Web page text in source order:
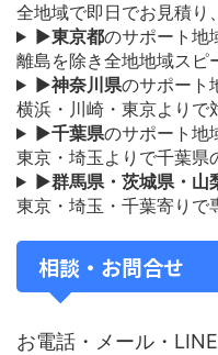
全地域で即日でお見積り
▶東京都のサポート地
離島を除き全地地域スピ
▶神奈川県のサポート
横浜・川崎・東京よりで
▶千葉県のサポート地
東京・埼玉よりで千葉県
▶群馬県・茨城県・山
東京・埼玉・千葉寄りで
相談・お問合せ
お電話・メール・